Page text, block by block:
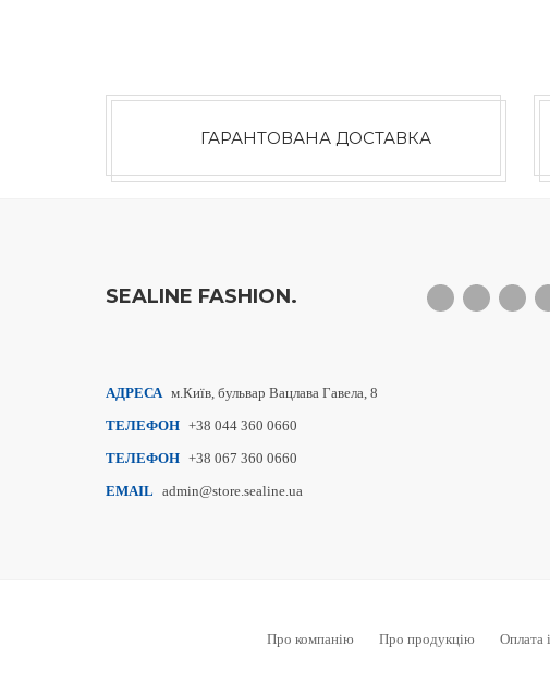
ГАРАНТОВАНА ДОСТАВКА
SEALINE FASHION.
АДРЕСА м.Київ, бульвар Вацлава Гавела, 8
ТЕЛЕФОН +38 044 360 0660
ТЕЛЕФОН +38 067 360 0660
EMAIL admin@store.sealine.ua
Про компанію Про продукцію Оплата